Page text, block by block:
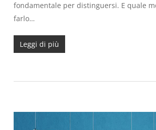
fondamentale per distinguersi. E quale
farlo…
Leggi di più